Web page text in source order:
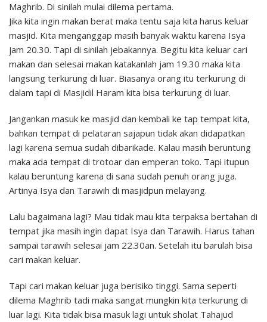
Maghrib. Di sinilah mulai dilema pertama.
Jika kita ingin makan berat maka tentu saja kita harus keluar
masjid. Kita menganggap masih banyak waktu karena Isya
jam 20.30. Tapi di sinilah jebakannya. Begitu kita keluar cari
makan dan selesai makan katakanlah jam 19.30 maka kita
langsung terkurung di luar. Biasanya orang itu terkurung di
dalam tapi di Masjidil Haram kita bisa terkurung di luar.
Jangankan masuk ke masjid dan kembali ke tap tempat kita,
bahkan tempat di pelataran sajapun tidak akan didapatkan
lagi karena semua sudah dibarikade. Kalau masih beruntung
maka ada tempat di trotoar dan emperan toko. Tapi itupun
kalau beruntung karena di sana sudah penuh orang juga.
Artinya Isya dan Tarawih di masjidpun melayang.
Lalu bagaimana lagi? Mau tidak mau kita terpaksa bertahan di
tempat jika masih ingin dapat Isya dan Tarawih. Harus tahan
sampai tarawih selesai jam 22.30an. Setelah itu barulah bisa
cari makan keluar.
Tapi cari makan keluar juga berisiko tinggi. Sama seperti
dilema Maghrib tadi maka sangat mungkin kita terkurung di
luar lagi. Kita tidak bisa masuk lagi untuk sholat Tahajud